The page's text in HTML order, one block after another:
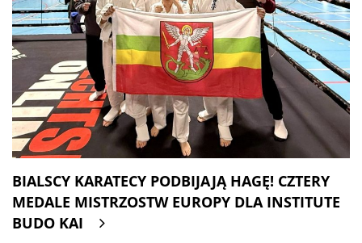
BIALSCY KARATECY PODBIJAJĄ HAGĘ! CZTERY
MEDALE MISTRZOSTW EUROPY DLA INSTITUTE
BUDO KAI